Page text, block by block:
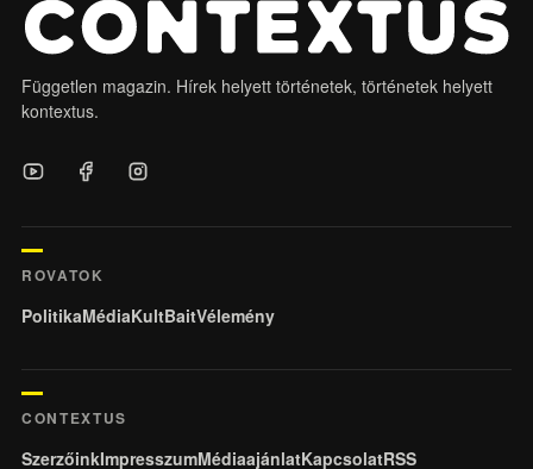
Független magazin. Hírek helyett történetek, történetek helyett
kontextus.
ROVATOK
PolitikaMédiaKultBaitVélemény
CONTEXTUS
SzerzőinkImpresszumMédiaajánlatKapcsolatRSS